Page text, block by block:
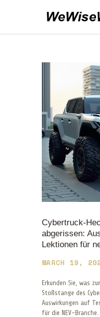
HEIM
ÜBER UNS
KONTAKT
DEUTSCH
Cybertruck-
abgerissen:
Lektionen für
MARCH 19,
Erkunden Sie, was
Stoßstange des
Auswirkungen auf
für die NEV-Branche.